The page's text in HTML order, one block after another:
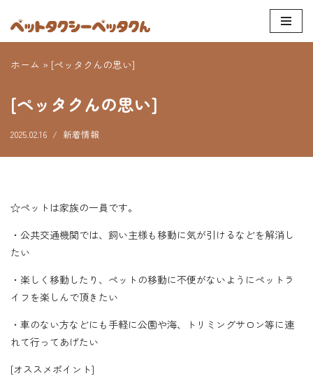
テ
ツ
キ
ホーム » [ペッタクんの思い]
[ペッタクんの思い]
2025.02.16 新着情報
☆ペットは家族の一員です。
・公共交通機関では、飼い主様も移動に気が引けるなどを解消し
たい
・楽しく移動したり、ペットの移動に不便がないようにペットラ
イフを楽しんで頂きたい
・車のない方などにも手軽に公園や海、トリミングサロン等に連
れて行ってあげたい
[オススメポイント]